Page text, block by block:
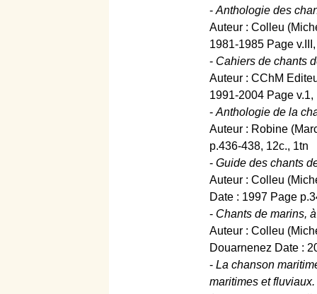
- Anthologie des
Auteur : Colleu
1981-1985 Page
- Cahiers de chants
Auteur : CChM
1991-2004 Page v.1,
- Anthologie de la
Auteur : Robine
p.436-438, 12c., 1tn
- Guide des chants
Auteur : Colleu
Date : 1997 Page
- Chants de marins,
Auteur : Colleu
Douarnenez Date :
- La chanson
maritimes et fluviaux.